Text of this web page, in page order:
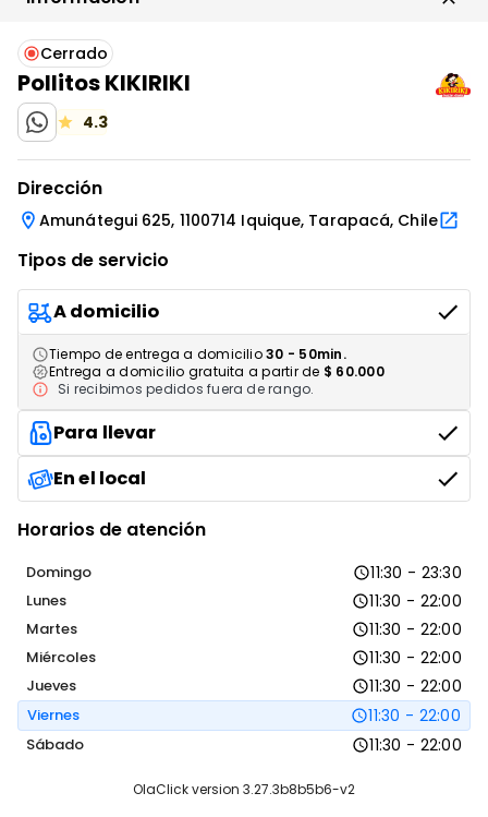
BEBIDA EXPRES VIDRIO
$ 1.000
TE
SOLO MESA
$ 1.000
CAFE
SOLO MESA
Inicio de Pollitos KIKIRIKI
Reportar algo
Cerrado
Pollitos KIKIRIKI
IR AL ENLACE
4.3
Dirección
Amunátegui 625, 1100714 Iquique, Tarapacá, Chile
Tipos de servicio
A domicilio
Tiempo de entrega a domicilio30 - 50min.
Entrega a domicilio gratuita a partir de $ 60.000
Si recibimos pedidos fuera de rango.
Para llevar
En el local
Horarios de atención
Domingo 11:30 - 23:30
Lunes 11:30 - 22:00
Martes 11:30 - 22:00
Miércoles 11:30 - 22:00
Jueves 11:30 - 22:00
Viernes 11:30 - 22:00
Sábado 11:30 - 22:00
OlaClick version 3.27.3b8b5b6-v2